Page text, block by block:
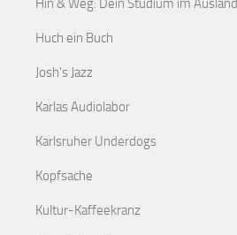
Hin & Weg: Dein Studium im Ausland
Huch ein Buch
Josh's Jazz
Karlas Audiolabor
Karlsruher Underdogs
Kopfsache
Kultur-Kaffeekranz